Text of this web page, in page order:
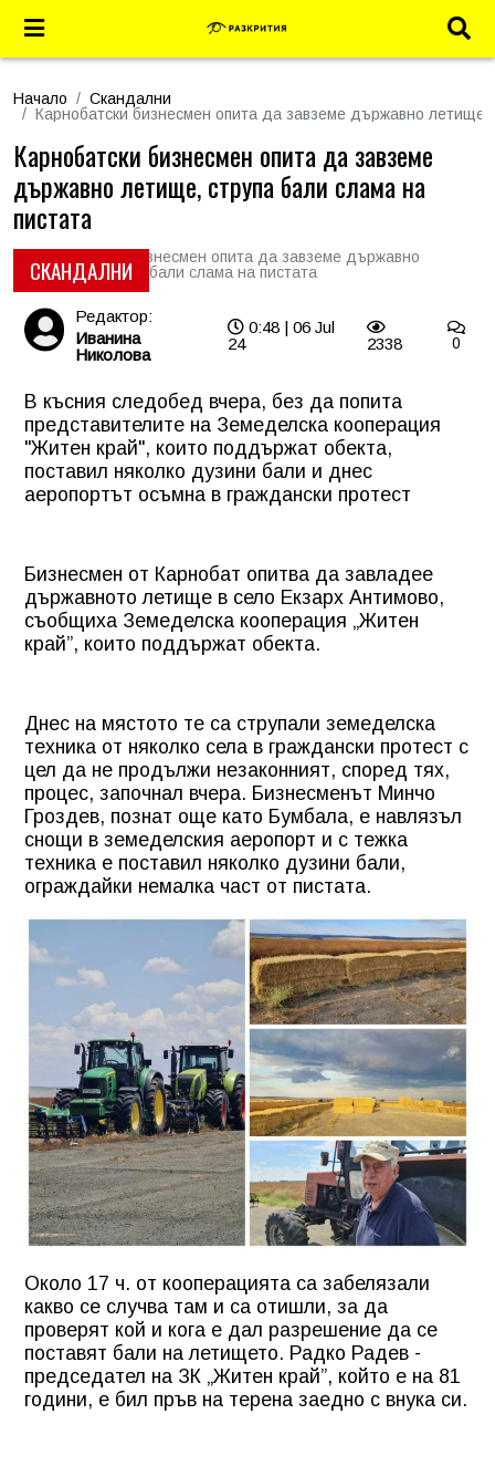
Начало
Скандални
Карнобатски бизнесмен опита да завземе държавно летище,
СКАНДАЛНИ
Карнобатски бизнесмен опита да завземе
държавно летище, струпа бали слама на
пистата
Редактор:
Иванина
Николова
0:48 | 06 Jul
24
2338 0
В късния следобед вчера, без да попита
представителите на Земеделска кооперация
"Житен край", които поддържат обекта,
поставил няколко дузини бали и днес
аеропортът осъмна в граждански протест
Бизнесмен от Карнобат опитва да завладее
държавното летище в село Екзарх Антимово,
съобщиха Земеделска кооперация „Житен
край”, които поддържат обекта.
Днес на мястото те са струпали земеделска
техника от няколко села в граждански протест с
цел да не продължи незаконният, според тях,
процес, започнал вчера. Бизнесменът Минчо
Гроздев, познат още като Бумбала, е навлязъл
снощи в земеделския аеропорт и с тежка
техника е поставил няколко дузини бали,
ограждайки немалка част от пистата.
Около 17 ч. от кооперацията са забелязали
какво се случва там и са отишли, за да
проверят кой и кога е дал разрешение да се
поставят бали на летището. Радко Радев -
председател на ЗК „Житен край”, който е на 81
години, е бил пръв на терена заедно с внука си.